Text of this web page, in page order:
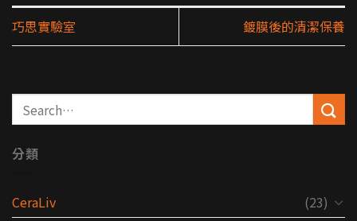
巧思實驗室 鍍膜後的清潔保養
分類
CeraLiv
(23)